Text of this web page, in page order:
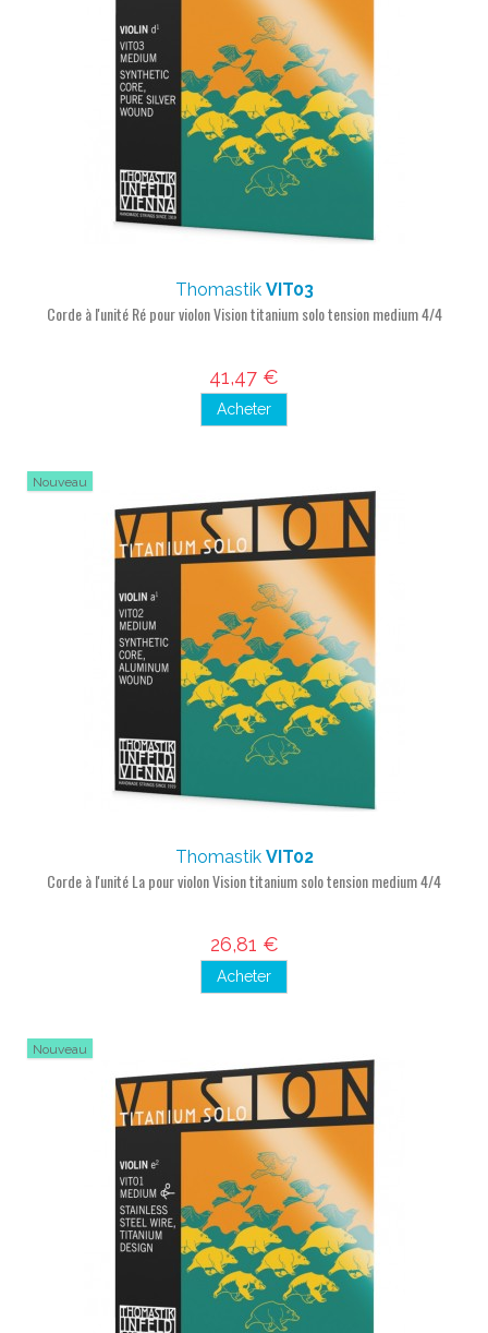
Thomastik VIT03
Corde à l'unité Ré pour violon Vision titanium solo tension medium 4/4
41,47 €
Acheter
Nouveau
Thomastik VIT02
Corde à l'unité La pour violon Vision titanium solo tension medium 4/4
26,81 €
Acheter
Nouveau